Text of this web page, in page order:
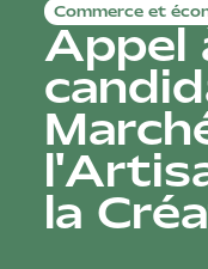
Commerce et
Appel
la